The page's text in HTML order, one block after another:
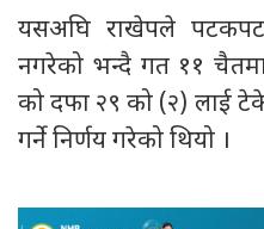
यसअघि राखेपले
नगरेको भन्दै गत ११
को दफा २९ को (२) लाई
गर्ने निर्णय गरेको थियो ।